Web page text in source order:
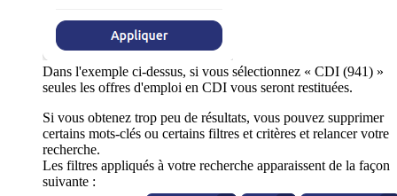
Dans l'exemple ci-dessus, si vous sélectionnez « CDI (941) »
seules les offres d'emploi en CDI vous seront restituées.
Si vous obtenez trop peu de résultats, vous pouvez supprimer
certains mots-clés ou certains filtres et critères et relancer votre
recherche.
Les filtres appliqués à votre recherche apparaissent de la façon
suivante :